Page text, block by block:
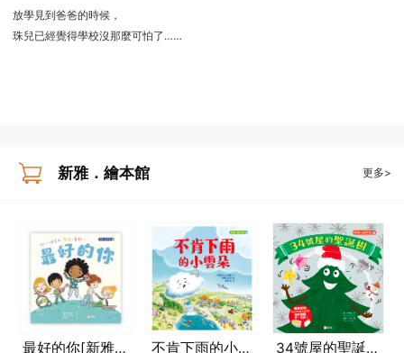
放學見到爸爸的時候，
珠兒已經覺得學校沒那麼可怕了……
新雅．繪本館 更多>
最好的你[新雅．
不肯下雨的小雲
34號屋的聖誕樹